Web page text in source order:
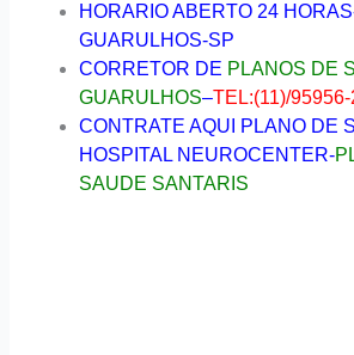
HORARIO ABERTO 24
GUARULHOS-SP
CORRETOR DE PLANOS DE
GUARULHOS–TEL:(11)/
CONTRATE AQUI PLANO DE
HOSPITAL NEUROCENTER-
SAUDE SANTARIS